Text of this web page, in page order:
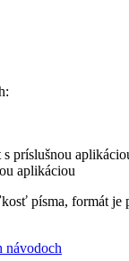
s príslušnou
aplikáciou
písma, formát je
návodoch